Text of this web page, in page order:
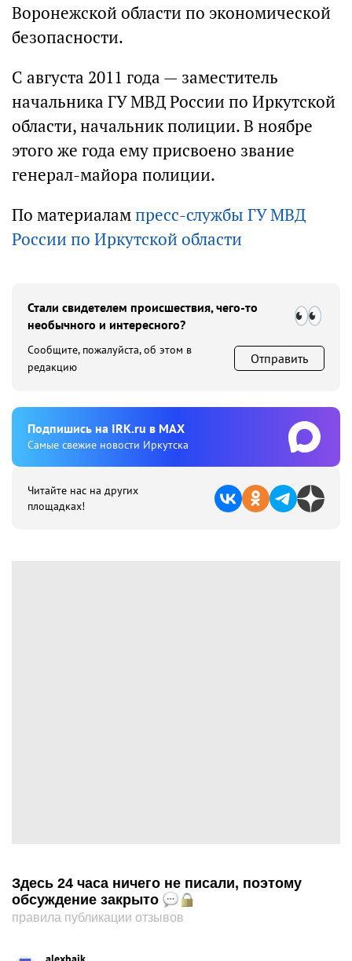
Воронежской области по экономической
безопасности.
С августа 2011 года — заместитель
начальника ГУ МВД России по Иркутской
области, начальник полиции. В ноябре
этого же года ему присвоено звание
генерал-майора полиции.
По материалампресс-службы ГУ МВД
России по Иркутской области
Стали свидетелем происшествия, чего-то
необычного и интересного?
Сообщите, пожалуйста, об этом в
редакцию
Отправить
Подпишиcь на IRK.ru в MAX
Cамые свежие новости Иркутска
Читайте нас на других
площадках!
Здесь 24 часа ничего не писали, поэтому
обсуждение закрыто
правила публикации отзывов